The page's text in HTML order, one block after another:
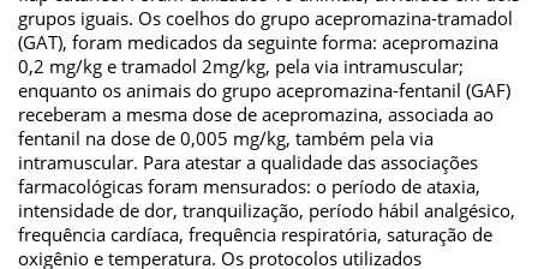
grupos iguais. Os coelhos do grupo acepromazina-tramadol
(GAT), foram medicados da seguinte forma: acepromazina
0,2 mg/kg e tramadol 2mg/kg, pela via intramuscular;
enquanto os animais do grupo acepromazina-fentanil (GAF)
receberam a mesma dose de acepromazina, associada ao
fentanil na dose de 0,005 mg/kg, também pela via
intramuscular. Para atestar a qualidade das associações
farmacológicas foram mensurados: o período de ataxia,
intensidade de dor, tranquilização, período hábil analgésico,
frequência cardíaca, frequência respiratória, saturação de
oxigênio e temperatura. Os protocolos utilizados